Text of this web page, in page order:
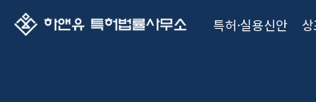
특허·실용신안